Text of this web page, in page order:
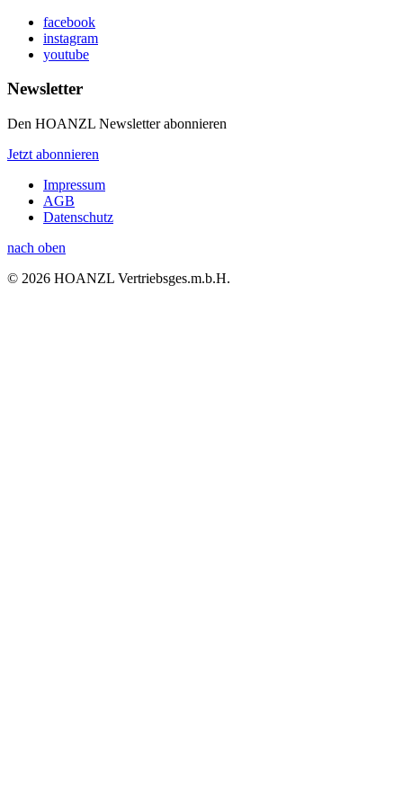
facebook
instagram
youtube
Newsletter
Den HOANZL Newsletter abonnieren
Jetzt abonnieren
Impressum
AGB
Datenschutz
nach oben
© 2026 HOANZL Vertriebsges.m.b.H.